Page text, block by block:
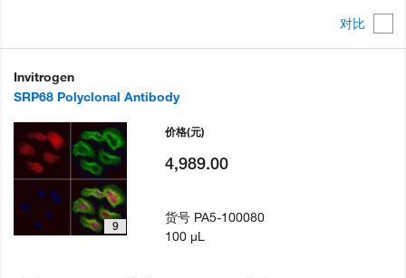
对比
Invitrogen
SRP68 Polyclonal Antibody
9
价格(元)
4,989.00
货号 PA5-100080
100 µL